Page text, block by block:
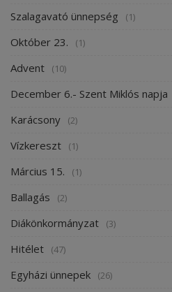
Szalagavató ünnepség (1)
Október 23. (1)
Advent (10)
December 6.- Szent Miklós napja
Karácsony (2)
Vízkereszt (1)
Március 15. (1)
Ballagás (2)
Diákönkormányzat (3)
Hitélet (47)
Egyházi ünnepek (26)